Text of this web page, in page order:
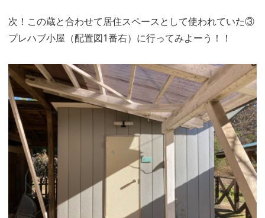
次！この蔵と合わせて居住スペースとして使われていた③
プレハブ小屋（配置図1番右）に行ってみよーう！！